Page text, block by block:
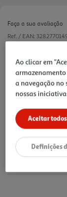
Faça a sua avaliação
Ref. / EAN:
29,15 €
Notas de
Ao clicar em
a navegação no
nossas
Aceitar
Definições